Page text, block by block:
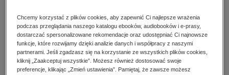
dzienniki
edukacja
hobby, sport, rozrywka
komputery, internet, technologie, informatyka
High-contrast mode
Polecane
Chcemy korzystać z plików cookies, aby zapewnić Ci najlepsze wrażenia
podczas przeglądania naszego katalogu ebooków, audiobooków i e-prasy,
dostarczać spersonalizowane rekomendacje oraz udostępniać Ci najnowsze
funkcje, które rozwijamy dzięki analizie danych i współpracy z naszymi
partnerami. Jeśli zgadzasz się na korzystanie ze wszystkich plików cookies,
kliknij „Zaakceptuj wszystkie”. Możesz również dostosować swoje
preferencje, klikając „Zmień ustawienia”. Pamiętaj, że zawsze możesz